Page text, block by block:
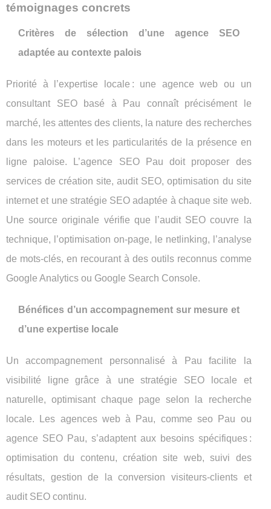
témoignages concrets
Critères de sélection d’une agence SEO
adaptée au contexte palois
Priorité à l’expertise locale : une agence web ou un
consultant SEO basé à Pau connaît précisément le
marché, les attentes des clients, la nature des recherches
dans les moteurs et les particularités de la présence en
ligne paloise. L’agence SEO Pau doit proposer des
services de création site, audit SEO, optimisation du site
internet et une stratégie SEO adaptée à chaque site web.
Une source originale vérifie que l’audit SEO couvre la
technique, l’optimisation on-page, le netlinking, l’analyse
de mots-clés, en recourant à des outils reconnus comme
Google Analytics ou Google Search Console.
Bénéfices d’un accompagnement sur mesure et
d’une expertise locale
Un accompagnement personnalisé à Pau facilite la
visibilité ligne grâce à une stratégie SEO locale et
naturelle, optimisant chaque page selon la recherche
locale. Les agences web à Pau, comme seo Pau ou
agence SEO Pau, s’adaptent aux besoins spécifiques :
optimisation du contenu, création site web, suivi des
résultats, gestion de la conversion visiteurs-clients et
audit SEO continu.